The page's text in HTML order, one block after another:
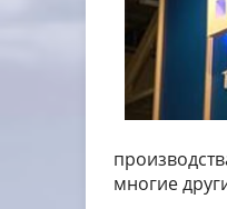
многие